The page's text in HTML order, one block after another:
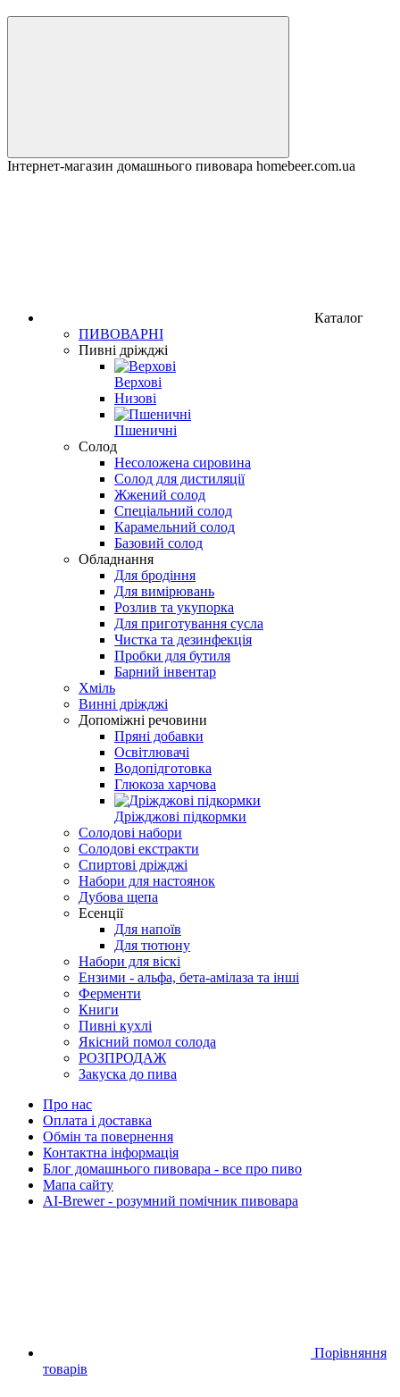
Інтернет-магазин домашнього пивовара homebeer.com.ua
Каталог
ПИВОВАРНІ
Пивні дріжджі
Верхові
Низові
Пшеничні
Солод
Несоложена сировина
Солод для дистиляції
Жжений солод
Спеціальний солод
Карамельний солод
Базовий солод
Обладнання
Для бродіння
Для вимірювань
Розлив та укупорка
Для приготування сусла
Чистка та дезинфекція
Пробки для бутиля
Барний інвентар
Хміль
Винні дріжджі
Допоміжні речовини
Пряні добавки
Освітлювачі
Водопідготовка
Глюкоза харчова
Дріжджові підкормки
Солодові набори
Солодові екстракти
Спиртові дріжджі
Набори для настоянок
Дубова щепа
Есенції
Для напоїв
Для тютюну
Набори для віскі
Ензими - альфа, бета-амілаза та інші
Ферменти
Книги
Пивні кухлі
Якісний помол солода
РОЗПРОДАЖ
Закуска до пива
Про нас
Оплата і доставка
Обмін та повернення
Контактна інформація
Блог домашнього пивовара - все про пиво
Мапа сайту
AI-Brewer - розумний помічник пивовара
Порівняння
товарів